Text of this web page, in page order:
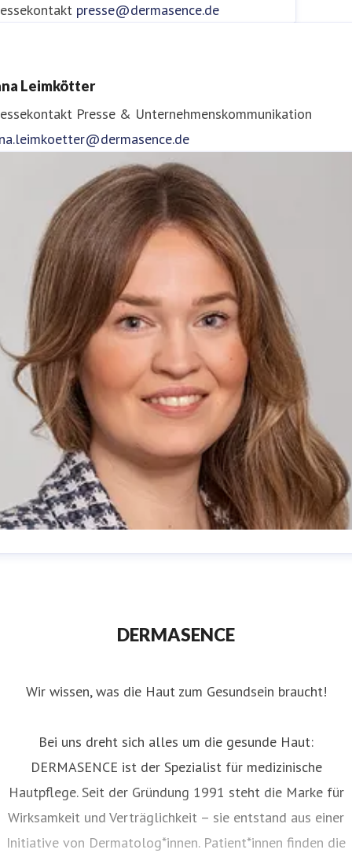
presse@dermasence.de
Leimkötter
Presse & Unternehmenskommunikation
DERMASENCE
Wir wissen, was die Haut zum Gesundsein braucht!
Bei uns dreht sich alles um die gesunde Haut:
DERMASENCE ist der Spezialist für medizinische
Hautpflege. Seit der Gründung 1991 steht die Marke für
Wirksamkeit und Verträglichkeit – sie entstand aus einer
Initiative von Dermatolog*innen. Patient*innen finden die